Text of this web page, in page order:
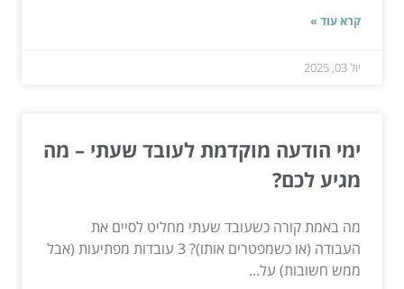
קרא עוד »
יול 03, 2025
ימי הודעה מוקדמת לעובד שעתי – מה
מגיע לכם?
מה באמת קורה כשעובד שעתי מחליט לסיים את
העבודה (או כשמפטרים אותו)? 3 עובדות מפתיעות (אבל
ממש חשובות) על...